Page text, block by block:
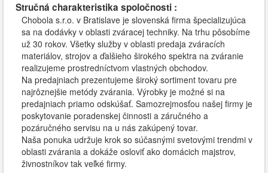
Stručná charakteristika spoločnosti :
Chobola s.r.o. v Bratislave je slovenská firma špecializujúca
sa na dodávky v oblasti zváracej techniky. Na trhu pôsobíme
už 30 rokov. Všetky služby v oblasti predaja zváracích
materiálov, strojov a ďalšieho širokého spektra na zváranie
realizujeme prostredníctvom vlastných obchodov.
Na predajniach prezentujeme široký sortiment tovaru pre
najrôznejšie metódy zvárania. Výrobky je možné si na
predajniach priamo odskúšať. Samozrejmosťou našej firmy je
poskytovanie poradenskej činnosti a záručného a
pozáručného servisu na u nás zakúpený tovar.
Naša ponuka udržuje krok so súčasnými svetovými trendmi v
oblasti zvárania a dokáže osloviť ako domácich majstrov,
živnostníkov tak veľké firmy.